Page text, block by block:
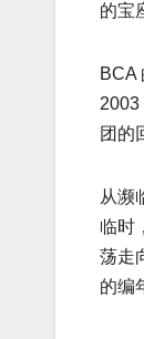
的宝
BCA
团的
从濒
临时
荡走
的编